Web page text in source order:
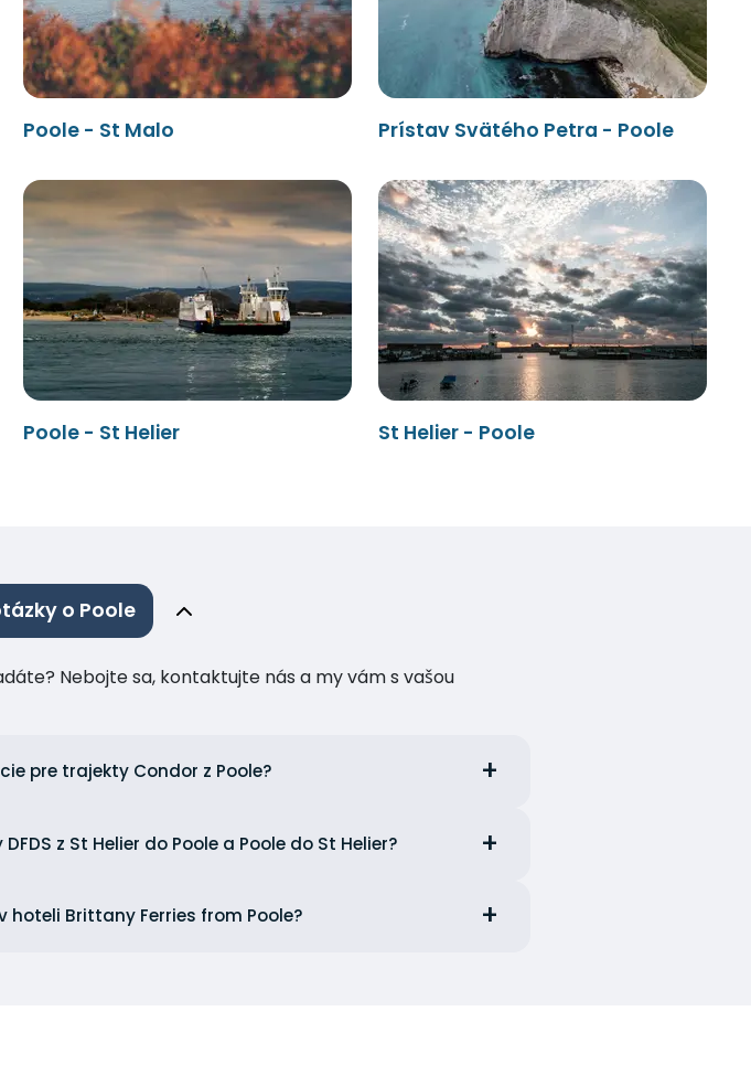
Poole - St Malo Prístav Svätého Petra - Poole
Poole - St Helier St Helier - Poole
o Poole
Nebojte sa, kontaktujte nás a my vám s vašou
pre trajekty Condor z Poole?
z St Helier do Poole a Poole do St Helier?
hoteli Brittany Ferries from Poole?